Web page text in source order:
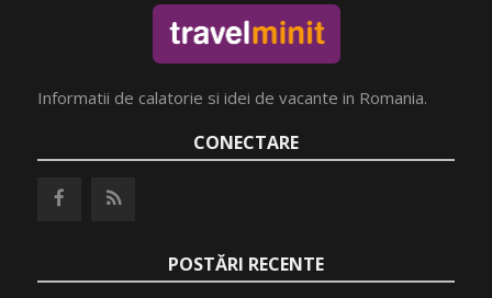
Informatii de calatorie si idei de vacante in Romania.
CONECTARE
POSTĂRI RECENTE